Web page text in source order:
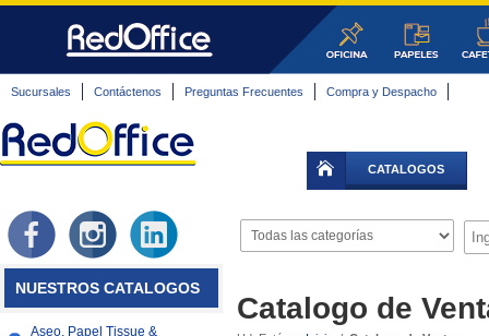
Sucursales Contáctenos Preguntas Frecuentes Compra y Despacho
CATALOGOS
NUESTROS CATALOGOS
Aseo, Papel Tissue &
Catalogo de